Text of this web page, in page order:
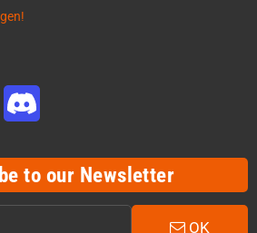
YouTube
to our Newsletter
OK